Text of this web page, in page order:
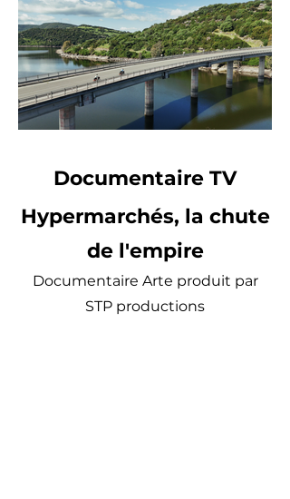
Documentaire TV
Hypermarchés, la chute
de l'empire
Documentaire Arte produit par
STP productions